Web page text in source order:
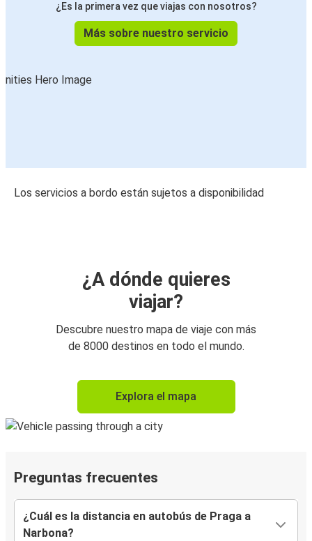
¿Es la primera vez que viajas con nosotros?
Más sobre nuestro servicio
Los servicios a bordo están sujetos a disponibilidad
¿A dónde quieres
viajar?
Descubre nuestro mapa de viaje con más
de 8000 destinos en todo el mundo.
Explora el mapa
Preguntas frecuentes
¿Cuál es la distancia en autobús de Praga a
Narbona?